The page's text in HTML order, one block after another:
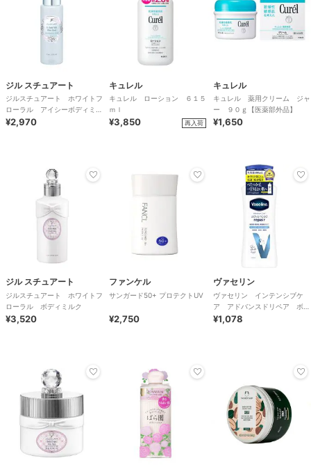
ジル スチュアート
ジルスチュアート ホワイトフ
ローラル アイシーボディミス
ト＜限定＞
¥2,970
キュレル
キュレル ローション ６１５
ｍｌ
¥3,850 再入荷
キュレル
キュレル 薬用クリーム ジャ
ー ９０ｇ【医薬部外品】
¥1,650
ジル スチュアート
ジルスチュアート ホワイトフ
ローラル ボディミルク
¥3,520
ファンケル
サンガード50+ プロテクトUV
¥2,750
ヴァセリン
ヴァセリン インテンシブケ
ア アドバンスドリペア ボデ
ィローション 無香料 ４００
¥1,078